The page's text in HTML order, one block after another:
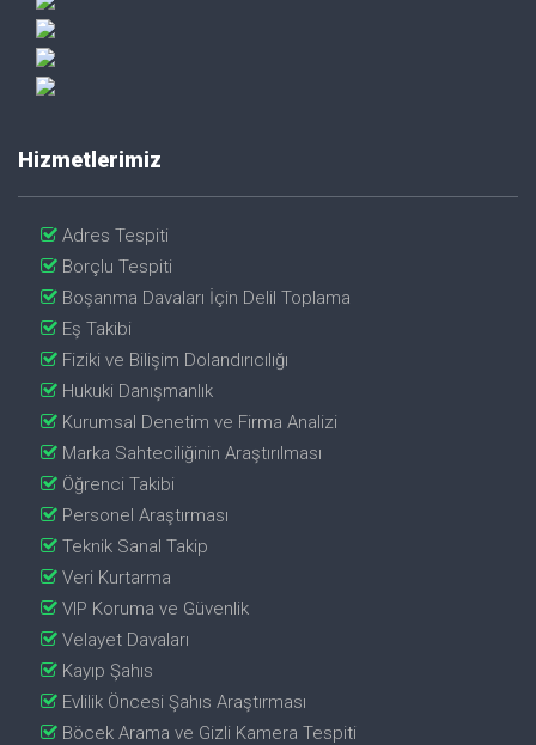
Hizmetlerimiz
Adres Tespiti
Borçlu Tespiti
Boşanma Davaları İçin Delil Toplama
Eş Takibi
Fiziki ve Bilişim Dolandırıcılığı
Hukuki Danışmanlık
Kurumsal Denetim ve Firma Analizi
Marka Sahteciliğinin Araştırılması
Öğrenci Takibi
Personel Araştırması
Teknik Sanal Takip
Veri Kurtarma
VIP Koruma ve Güvenlik
Velayet Davaları
Kayıp Şahıs
Evlilik Öncesi Şahıs Araştırması
Böcek Arama ve Gizli Kamera Tespiti